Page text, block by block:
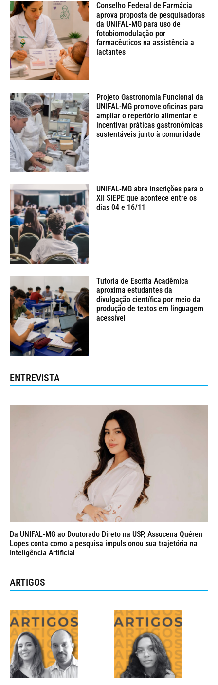
Conselho Federal de Farmácia
aprova proposta de pesquisadoras
da UNIFAL-MG para uso de
fotobiomodulação por
farmacêuticos na assistência a
lactantes
Projeto Gastronomia Funcional da
UNIFAL-MG promove oficinas para
ampliar o repertório alimentar e
incentivar práticas gastronômicas
sustentáveis junto à comunidade
UNIFAL-MG abre inscrições para o
XII SIEPE que acontece entre os
dias 04 e 16/11
Tutoria de Escrita Acadêmica
aproxima estudantes da
divulgação científica por meio da
produção de textos em linguagem
acessível
ENTREVISTA
Da UNIFAL-MG ao Doutorado Direto na USP, Assucena Quéren
Lopes conta como a pesquisa impulsionou sua trajetória na
Inteligência Artificial
ARTIGOS